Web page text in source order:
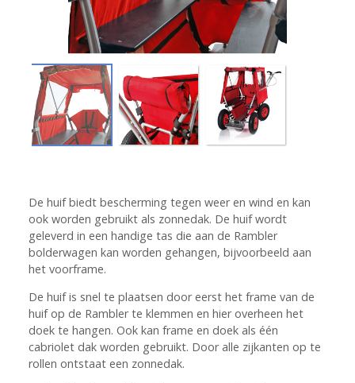
De huif biedt bescherming tegen weer en wind en kan
ook worden gebruikt als zonnedak. De huif wordt
geleverd in een handige tas die aan de Rambler
bolderwagen kan worden gehangen, bijvoorbeeld aan
het voorframe.
De huif is snel te plaatsen door eerst het frame van de
huif op de Rambler te klemmen en hier overheen het
doek te hangen. Ook kan frame en doek als één
cabriolet dak worden gebruikt. Door alle zijkanten op te
rollen ontstaat een zonnedak.